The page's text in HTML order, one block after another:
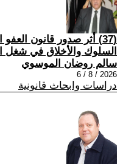
(37) أثر صدور قانون
السلوك والأخلاق في شغل
سالم روضان الموسوي
2026 / 8 / 6
دراسات وابحاث قانونية